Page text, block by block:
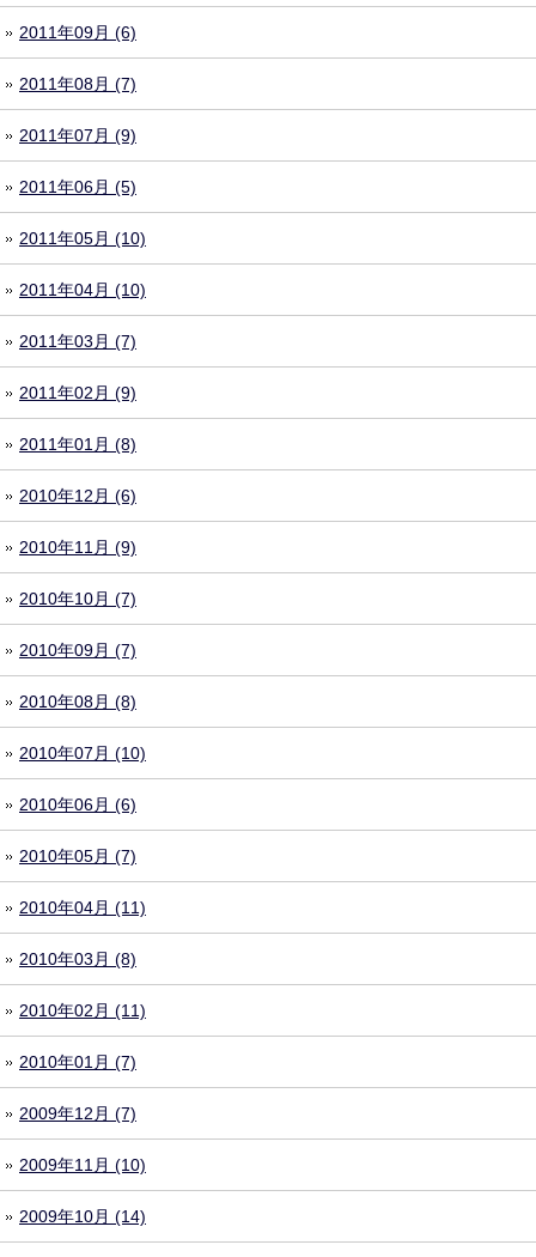
2011年09月 (6)
2011年08月 (7)
2011年07月 (9)
2011年06月 (5)
2011年05月 (10)
2011年04月 (10)
2011年03月 (7)
2011年02月 (9)
2011年01月 (8)
2010年12月 (6)
2010年11月 (9)
2010年10月 (7)
2010年09月 (7)
2010年08月 (8)
2010年07月 (10)
2010年06月 (6)
2010年05月 (7)
2010年04月 (11)
2010年03月 (8)
2010年02月 (11)
2010年01月 (7)
2009年12月 (7)
2009年11月 (10)
2009年10月 (14)